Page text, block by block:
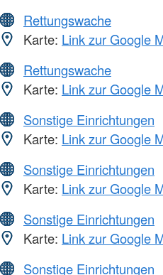
Rettungswache
Karte: Link zur Google
Rettungswache
Karte: Link zur Google
Sonstige Einrichtungen
Karte: Link zur Google
Sonstige Einrichtungen
Karte: Link zur Google
Sonstige Einrichtungen
Karte: Link zur Google
Sonstige Einrichtungen